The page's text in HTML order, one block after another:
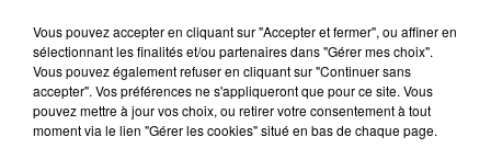
DINER CONCERT À LA MJC DE MARSEILLAN
Vous pouvez accepter en cliquant sur "Accepter et fermer", ou affiner en
sélectionnant les finalités et/ou partenaires dans "Gérer mes choix".
Vous pouvez également refuser en cliquant sur "Continuer sans
accepter". Vos préférences ne s'appliqueront que pour ce site. Vous
pouvez mettre à jour vos choix, ou retirer votre consentement à tout
moment via le lien "Gérer les cookies" situé en bas de chaque page.